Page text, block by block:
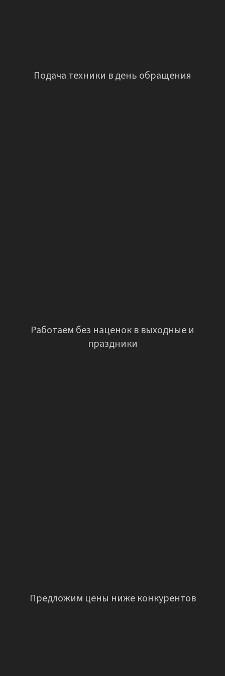
Подача техники в день обращения
Работаем без наценок в выходные и
праздники
Предложим цены ниже конкурентов